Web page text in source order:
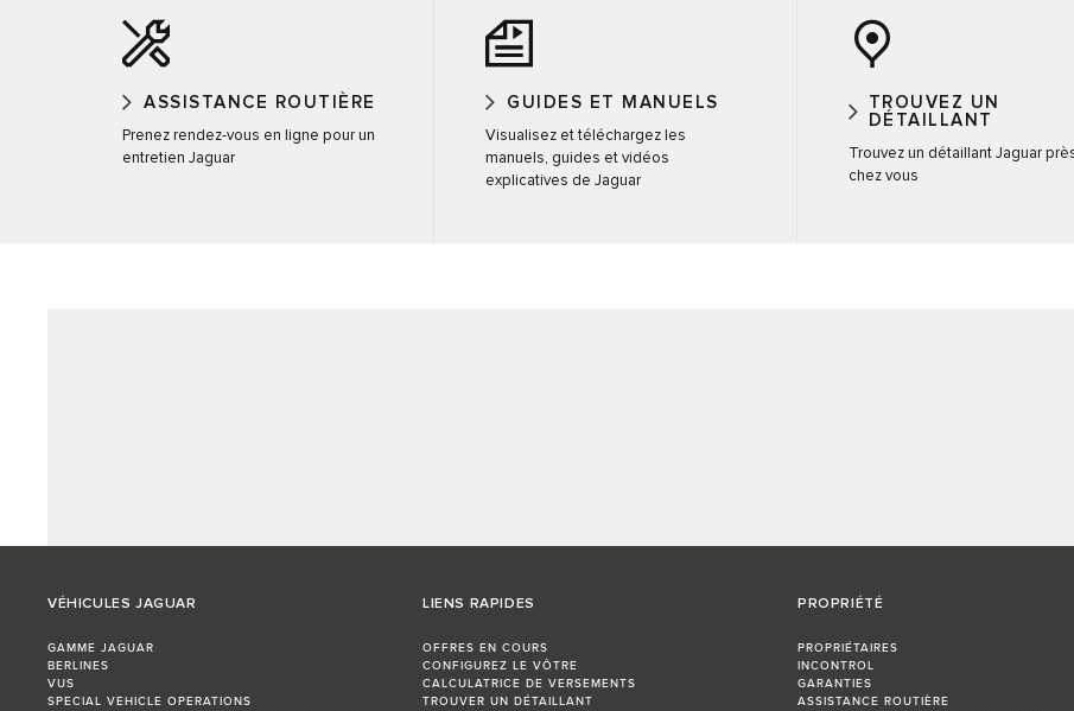
ASSISTANCE ROUTIÈRE
Prenez rendez-vous en ligne pour un
entretien Jaguar
GUIDES ET MANUELS
Visualisez et téléchargez les
manuels, guides et vidéos
explicatives de Jaguar
TROUVEZ UN
DÉTAILLANT
Trouvez un détaillant Jaguar
chez vous
VÉHICULES JAGUAR
GAMME JAGUAR
BERLINES
VUS
SPECIAL VEHICLE OPERATIONS
LIENS RAPIDES
OFFRES EN COURS
CONFIGUREZ LE VÔTRE
CALCULATRICE DE VERSEMENTS
TROUVER UN DÉTAILLANT
PROPRIÉTÉ
PROPRIÉTAIRES
INCONTROL
GARANTIES
ASSISTANCE ROUTIÈRE